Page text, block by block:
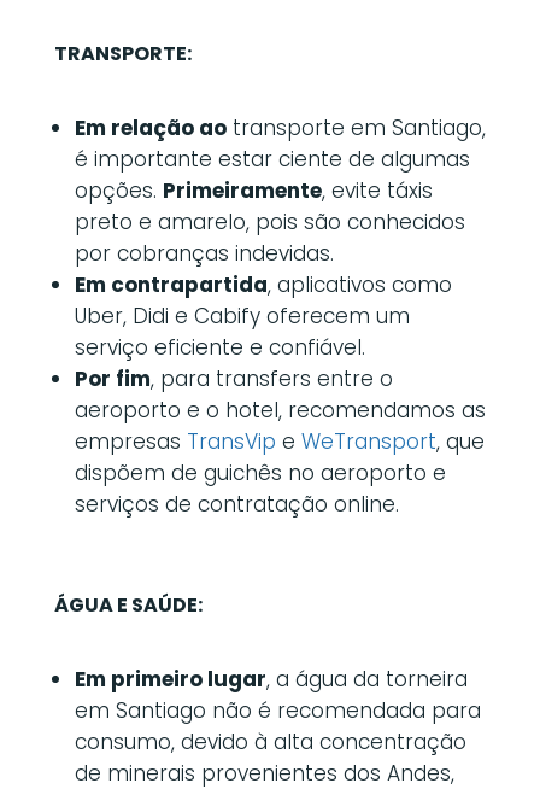
TRANSPORTE:
Em relação aotransporte em Santiago,
é importante estar ciente de algumas
opções. Primeiramente, evite táxis
preto e amarelo, pois são conhecidos
por cobranças indevidas.
Em contrapartida, aplicativos como
Uber, Didi e Cabify oferecem um
serviço eficiente e confiável.
Por fim, para transfers entre o
aeroporto e o hotel, recomendamos as
empresas TransVip e WeTransport, que
dispõem de guichês no aeroporto e
serviços de contratação online.
ÁGUA E SAÚDE:
Em primeiro lugar, a água da torneira
em Santiago não é recomendada para
consumo, devido à alta concentração
de minerais provenientes dos Andes,